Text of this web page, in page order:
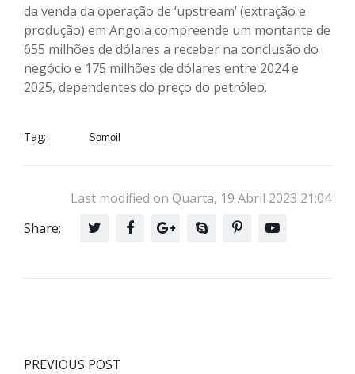
da venda da operação de ‘upstream’ (extração e
produção) em Angola compreende um montante de
655 milhões de dólares a receber na conclusão do
negócio e 175 milhões de dólares entre 2024 e
2025, dependentes do preço do petróleo.
Tag: Somoil
Last modified on Quarta, 19 Abril 2023 21:04
Share:
PREVIOUS POST